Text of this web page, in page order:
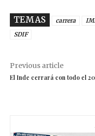
TEMAS carrera
SDIF
Previous article
El Inde cerrará con todo el